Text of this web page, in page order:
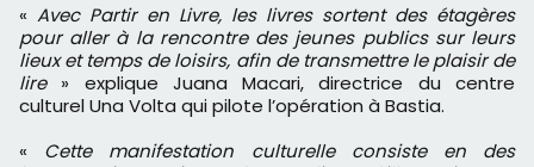
« Avec Partir en Livre, les livres sortent des étagères
pour aller à la rencontre des jeunes publics sur leurs
lieux et temps de loisirs, afin de transmettre le plaisir de
lire» explique Juana Macari, directrice du centre
culturel Una Volta qui pilote l’opération à Bastia.
« Cette manifestation culturelle consiste en des